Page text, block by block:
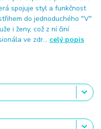
spojuje styl a funkčnost
do jednoduchého "V"
i ženy, což z ní činí
ve zdr... celý popis